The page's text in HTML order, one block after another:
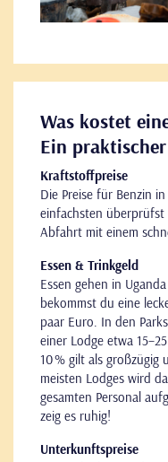
Was kostet
Ein
Kraftstoffpreise
Die Preise für Benzin
einfachsten
Abfahrt mit einem
Essen & Trinkgeld
Essen gehen in
bekommst du eine
paar Euro. In den
einer Lodge etwa
10 % gilt als großzügig
meisten Lodges wird
gesamten Personal
zeig es ruhig!
Unterkunftspreise